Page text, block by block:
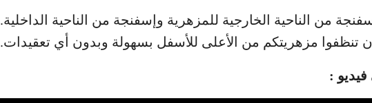
من الناحية الخارجية للمزهرية وإسفنجة من الناحية الداخلية.
تنظفوا مزهريتكم من الأعلى للأسفل بسهولة وبدون أي تعقيدات.
: